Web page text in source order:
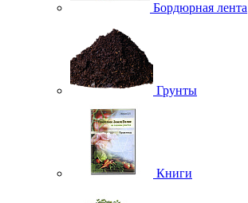
Бордюрная лента
Грунты
Книги